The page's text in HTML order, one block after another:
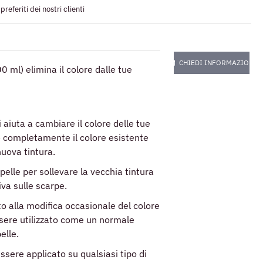
ml) elimina il colore dalle tue
a cambiare il colore delle tue
il colore esistente
tintura.
per sollevare la vecchia tintura
sulle scarpe.
alla modifica occasionale del colore
utilizzato come un normale
applicato su qualsiasi tipo di
CHIEDI INFORMAZIONI
dei nostri clienti